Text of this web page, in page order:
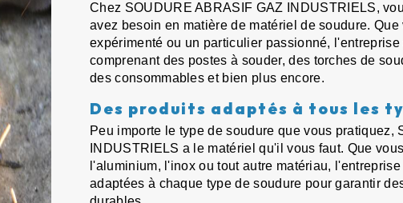
Chez SOUDURE ABRASIF GAZ INDUSTRIELS,
avez besoin en matière de matériel de soudure.
expérimenté ou un particulier passionné,
comprenant des postes à souder, des torches de
des consommables et bien plus encore.
Des produits adaptés à tous les
Peu importe le type de soudure que vous pratiquez,
INDUSTRIELS a le matériel qu'il vous faut. Que
l'aluminium, l'inox ou tout autre matériau,
adaptées à chaque type de soudure pour garantir